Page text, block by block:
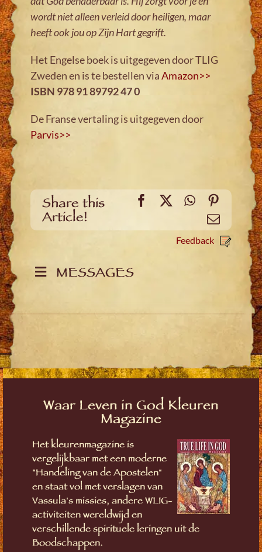
wordt niet alleen verleid door heiligen, maar
heeft ook jou op Zijn Hart gegrift.
Het Engelse boek is uitgegeven door TLIG
Zweden en is te bestellen viaAmazon>>
ISBN 978 91 89792 47 0
De Franse vertaling is uitgegeven door
Parvis>>
Share this
Article!
Facebook
X WhatsApp
Email
Feedback
MESSAGES
Waar Leven in God Kleuren
Magazine
Het kleurenmagazine is
vergelijkbaar met een moderne
"Handeling van de Apostelen"
en staat vol met verslagen van
Vassula's missies, andere WLIG-
activiteiten wereldwijd en
verschillende spirituele leringen uit de
Boodschappen.